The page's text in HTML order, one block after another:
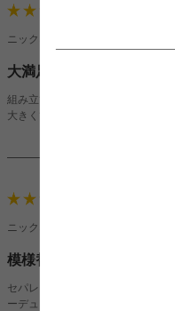
ニックネーム：まるちゃんさん（女
大満足です！
組み立ていらずで、クッションも
大きくて、彼と2人で座っても十
ニックネーム：lenさん（男性）
模様替えがしやすい！
セパレートタイプだから、気分に
ーデュロイの風合いもおしゃれで